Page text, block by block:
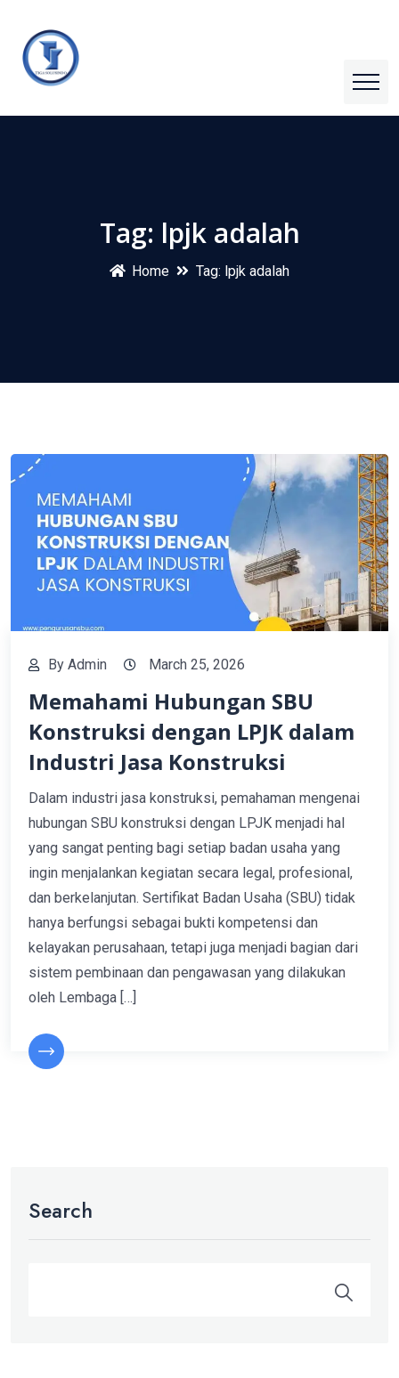
Tag: lpjk adalah
Home Tag: lpjk adalah
By Admin March 25, 2026
Memahami Hubungan SBU
Konstruksi dengan LPJK dalam
Industri Jasa Konstruksi
Dalam industri jasa konstruksi, pemahaman mengenai
hubungan SBU konstruksi dengan LPJK menjadi hal
yang sangat penting bagi setiap badan usaha yang
ingin menjalankan kegiatan secara legal, profesional,
dan berkelanjutan. Sertifikat Badan Usaha (SBU) tidak
hanya berfungsi sebagai bukti kompetensi dan
kelayakan perusahaan, tetapi juga menjadi bagian dari
sistem pembinaan dan pengawasan yang dilakukan
oleh Lembaga […]
Search